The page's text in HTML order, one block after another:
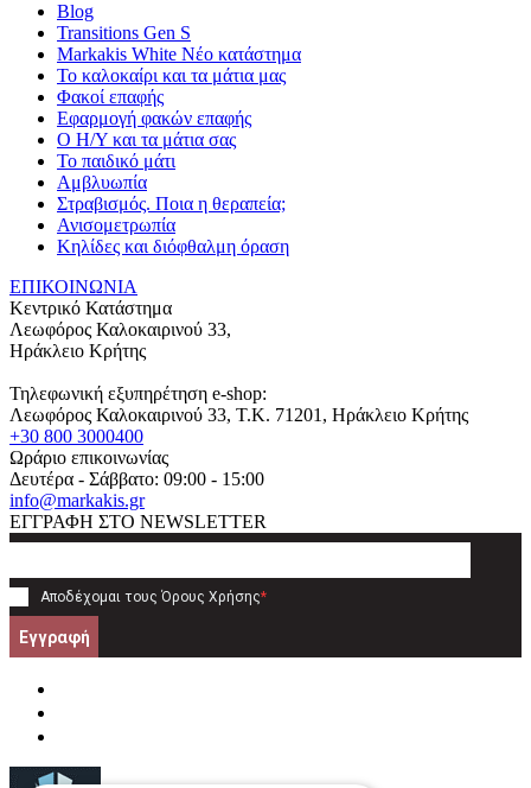
Blog
Transitions Gen S
Markakis White Νέο κατάστημα
Το καλοκαίρι και τα μάτια μας
Φακοί επαφής
Εφαρμογή φακών επαφής
Ο Η/Υ και τα μάτια σας
Το παιδικό μάτι
Αμβλυωπία
Στραβισμός. Ποια η θεραπεία;
Ανισομετρωπία
Κηλίδες και διόφθαλμη όραση
ΕΠΙΚΟΙΝΩΝΙΑ
Κεντρικό Κατάστημα
Λεωφόρος Καλοκαιρινού 33,
Ηράκλειο Κρήτης
Τηλεφωνική εξυπηρέτηση e-shop:
Λεωφόρος Καλοκαιρινού 33, T.K. 71201, Ηράκλειο Κρήτης
+30 800 3000400
Ωράριο επικοινωνίας
Δευτέρα - Σάββατο: 09:00 - 15:00
info@markakis.gr
ΕΓΓΡΑΦΗ ΣΤΟ NEWSLETTER
Αποδέχομαι τους Όρους Χρήσης*
Εγγραφή